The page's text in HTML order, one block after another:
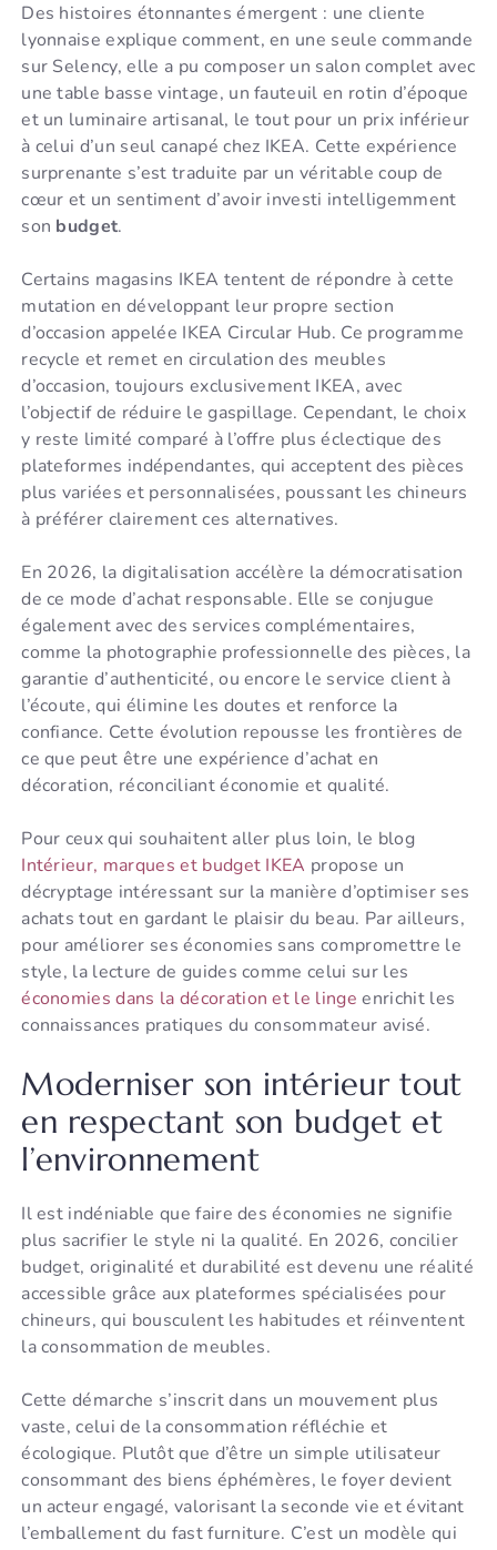
Des histoires étonnantes émergent : une cliente
lyonnaise explique comment, en une seule commande
sur Selency, elle a pu composer un salon complet avec
une table basse vintage, un fauteuil en rotin d’époque
et un luminaire artisanal, le tout pour un prix inférieur
à celui d’un seul canapé chez IKEA. Cette expérience
surprenante s’est traduite par un véritable coup de
cœur et un sentiment d’avoir investi intelligemment
son budget.
Certains magasins IKEA tentent de répondre à cette
mutation en développant leur propre section
d’occasion appelée IKEA Circular Hub. Ce programme
recycle et remet en circulation des meubles
d’occasion, toujours exclusivement IKEA, avec
l’objectif de réduire le gaspillage. Cependant, le choix
y reste limité comparé à l’offre plus éclectique des
plateformes indépendantes, qui acceptent des pièces
plus variées et personnalisées, poussant les chineurs
à préférer clairement ces alternatives.
En 2026, la digitalisation accélère la démocratisation
de ce mode d’achat responsable. Elle se conjugue
également avec des services complémentaires,
comme la photographie professionnelle des pièces, la
garantie d’authenticité, ou encore le service client à
l’écoute, qui élimine les doutes et renforce la
confiance. Cette évolution repousse les frontières de
ce que peut être une expérience d’achat en
décoration, réconciliant économie et qualité.
Pour ceux qui souhaitent aller plus loin, le blog
Intérieur, marques et budget IKEA propose un
décryptage intéressant sur la manière d’optimiser ses
achats tout en gardant le plaisir du beau. Par ailleurs,
pour améliorer ses économies sans compromettre le
style, la lecture de guides comme celui sur les
économies dans la décoration et le linge enrichit les
connaissances pratiques du consommateur avisé.
Moderniser son intérieur tout
en respectant son budget et
l’environnement
Il est indéniable que faire des économies ne signifie
plus sacrifier le style ni la qualité. En 2026, concilier
budget, originalité et durabilité est devenu une réalité
accessible grâce aux plateformes spécialisées pour
chineurs, qui bousculent les habitudes et réinventent
la consommation de meubles.
Cette démarche s’inscrit dans un mouvement plus
vaste, celui de la consommation réfléchie et
écologique. Plutôt que d’être un simple utilisateur
consommant des biens éphémères, le foyer devient
un acteur engagé, valorisant la seconde vie et évitant
l’emballement du fast furniture. C’est un modèle qui